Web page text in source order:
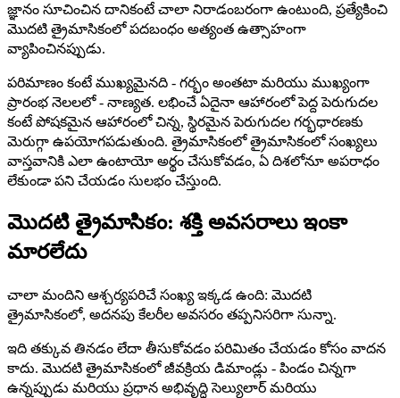
జ్ఞానం సూచించిన దానికంటే చాలా నిరాడంబరంగా ఉంటుంది, ప్రత్యేకించి
మొదటి త్రైమాసికంలో పదబంధం అత్యంత ఉత్సాహంగా
వ్యాపించినప్పుడు.
పరిమాణం కంటే ముఖ్యమైనది - గర్భం అంతటా మరియు ముఖ్యంగా
ప్రారంభ నెలలలో - నాణ్యత. లభించే ఏదైనా ఆహారంలో పెద్ద పెరుగుదల
కంటే పోషకమైన ఆహారంలో చిన్న, స్థిరమైన పెరుగుదల గర్భధారణకు
మెరుగ్గా ఉపయోగపడుతుంది. త్రైమాసికంలో త్రైమాసికంలో సంఖ్యలు
వాస్తవానికి ఎలా ఉంటాయో అర్థం చేసుకోవడం, ఏ దిశలోనూ అపరాధం
లేకుండా పని చేయడం సులభం చేస్తుంది.
మొదటి త్రైమాసికం: శక్తి అవసరాలు ఇంకా
మారలేదు
చాలా మందిని ఆశ్చర్యపరిచే సంఖ్య ఇక్కడ ఉంది: మొదటి
త్రైమాసికంలో, అదనపు కేలరీల అవసరం తప్పనిసరిగా సున్నా.
ఇది తక్కువ తినడం లేదా తీసుకోవడం పరిమితం చేయడం కోసం వాదన
కాదు. మొదటి త్రైమాసికంలో జీవక్రియ డిమాండ్లు - పిండం చిన్నగా
ఉన్నప్పుడు మరియు ప్రధాన అభివృద్ధి సెల్యులార్ మరియు